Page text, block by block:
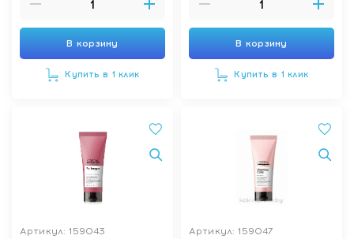
В корзину
Купить в 1 клик
В корзину
Купить в 1 клик
Артикул: 159043
Артикул: 159047